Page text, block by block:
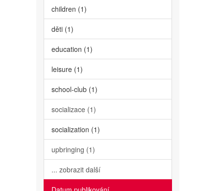
children (1)
děti (1)
education (1)
leisure (1)
school-club (1)
socializace (1)
socialization (1)
upbringing (1)
... zobrazit další